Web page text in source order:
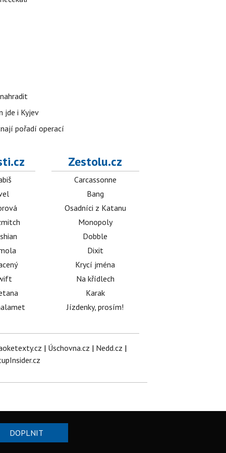
jde i Kyjev
pořadí operací
Zestolu.cz
Carcassonne
Bang
Osadníci z Katanu
Monopoly
Dobble
Dixit
Krycí jména
Na křídlech
Karak
Jízdenky, prosím!
| Úschovna.cz | Nedd.cz |
DOPLNIT